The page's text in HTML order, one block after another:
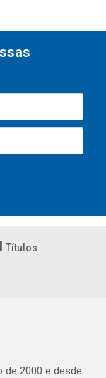
Títulos
2000 e desde